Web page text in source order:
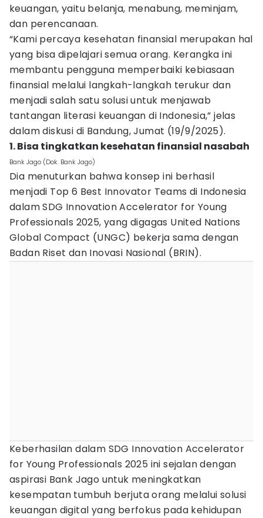
keuangan, yaitu belanja, menabung, meminjam,
dan perencanaan.
“Kami percaya kesehatan finansial merupakan hal
yang bisa dipelajari semua orang. Kerangka ini
membantu pengguna memperbaiki kebiasaan
finansial melalui langkah-langkah terukur dan
menjadi salah satu solusi untuk menjawab
tantangan literasi keuangan di Indonesia,” jelas
dalam diskusi di Bandung, Jumat (19/9/2025).
1. Bisa tingkatkan kesehatan finansial nasabah
Bank Jago (Dok. Bank Jago)
Dia menuturkan bahwa konsep ini berhasil
menjadi Top 6 Best Innovator Teams di Indonesia
dalam SDG Innovation Accelerator for Young
Professionals 2025, yang digagas United Nations
Global Compact (UNGC) bekerja sama dengan
Badan Riset dan Inovasi Nasional (BRIN).
Keberhasilan dalam SDG Innovation Accelerator
for Young Professionals 2025 ini sejalan dengan
aspirasi Bank Jago untuk meningkatkan
kesempatan tumbuh berjuta orang melalui solusi
keuangan digital yang berfokus pada kehidupan